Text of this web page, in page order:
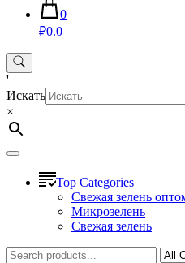
0
₽0.0
'
Искать
×
Top Categories
Свежая зелень
Микрозелень
Свежая зелень